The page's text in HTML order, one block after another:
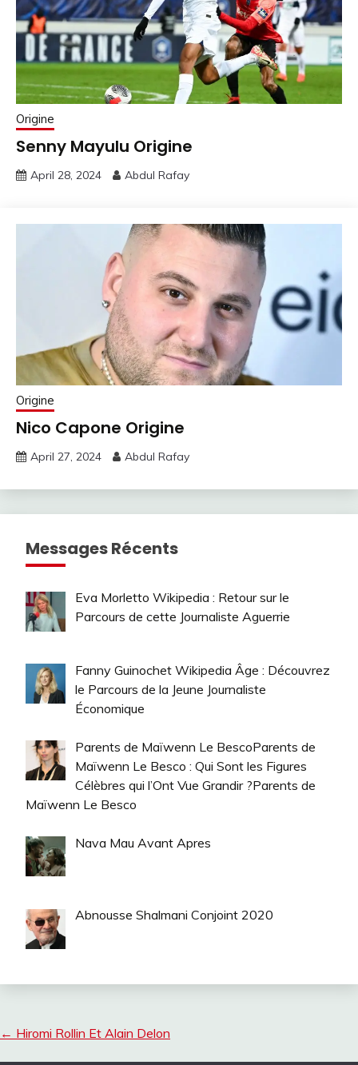
Origine
Senny Mayulu Origine
April 28, 2024 Abdul Rafay
Origine
Nico Capone Origine
April 27, 2024 Abdul Rafay
Messages Récents
Eva Morletto Wikipedia : Retour sur le
Parcours de cette Journaliste Aguerrie
Fanny Guinochet Wikipedia Âge : Découvrez
le Parcours de la Jeune Journaliste
Économique
Parents de Maïwenn Le BescoParents de
Maïwenn Le Besco : Qui Sont les Figures
Célèbres qui l’Ont Vue Grandir ?Parents de
Maïwenn Le Besco
Nava Mau Avant Apres
Abnousse Shalmani Conjoint 2020
← Hiromi Rollin Et Alain Delon